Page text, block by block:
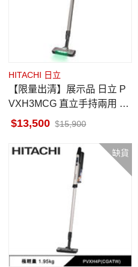
HITACHI 日立
【限量出清】展示品 日立 P
VXH3MCG 直立手持兩用 無
線吸塵器 香檳金
13,500 15,900
缺貨